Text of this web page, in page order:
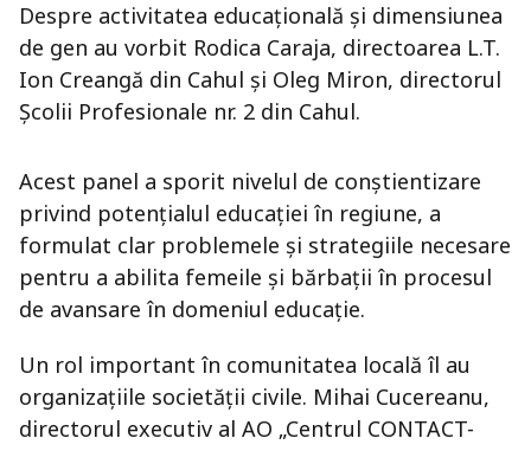
Despre activitatea educațională și dimensiunea
de gen au vorbit Rodica Caraja, directoarea L.T.
Ion Creangă din Cahul și Oleg Miron, directorul
Școlii Profesionale nr. 2 din Cahul.
Acest panel a sporit nivelul de conștientizare
privind potențialul educației în regiune, a
formulat clar problemele și strategiile necesare
pentru a abilita femeile și bărbații în procesul
de avansare în domeniul educație.
Un rol important în comunitatea locală îl au
organizațiile societății civile. Mihai Cucereanu,
directorul executiv al AO „Centrul CONTACT-